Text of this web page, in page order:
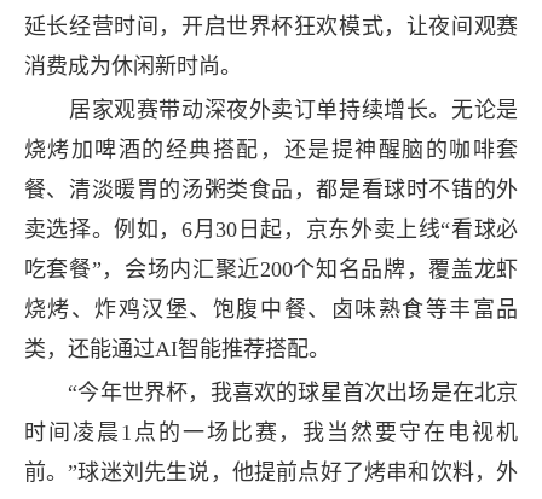
延长经营时间，开启世界杯狂欢模式，让夜间观赛
消费成为休闲新时尚。
居家观赛带动深夜外卖订单持续增长。无论是
烧烤加啤酒的经典搭配，还是提神醒脑的咖啡套
餐、清淡暖胃的汤粥类食品，都是看球时不错的外
卖选择。例如，6月30日起，京东外卖上线“看球必
吃套餐”，会场内汇聚近200个知名品牌，覆盖龙虾
烧烤、炸鸡汉堡、饱腹中餐、卤味熟食等丰富品
类，还能通过AI智能推荐搭配。
“今年世界杯，我喜欢的球星首次出场是在北京
时间凌晨1点的一场比赛，我当然要守在电视机
前。”球迷刘先生说，他提前点好了烤串和饮料，外